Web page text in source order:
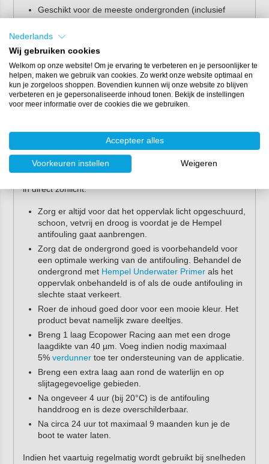
Geschikt voor de meeste ondergronden (inclusief
aluminium).
Geschikt voor zoet water.
Tip:vaar je in zout water? Gebruik dan altijd een
biocidehoudende antifouling voor het beste
resultaat.
Verwerking Hempel
Antifouling
Hempel's Ecopower Racing 76460 is eenvoudig te
verwerken met een kwast, roller, spuit of verfkussen. De
minimale verwerkingstemperatuur is 5°C. Vermijd werken
in direct zonlicht.
Zorg er altijd voor dat het oppervlak licht opgeschuurd,
schoon, vetvrij en droog is voordat je de Hempel
antifouling gaat aanbrengen.
Zorg dat de ondergrond goed is voorbehandeld voor
een optimale werking van de antifouling. Behandel de
ondergrond met Hempel Underwater Primerals het
oppervlak onbehandeld is of als de oude antifouling in
slechte staat verkeert.
Roer de inhoud goed door voor een mooie kleur. Het
product bevat namelijk zware deeltjes.
Breng 1 laag Ecopower Racing aan met een droge
laagdikte van 40 µm. Voeg indien nodig maximaal
5% verdunnertoe ter ondersteuning van de applicatie.
Breng een extra laag aan rond de waterlijn en op
slijtagegevoelige gebieden.
Na ongeveer 4 uur (bij 20°C) is de antifouling
handdroog en is deze overschilderbaar.
Na circa 24 uur tot maximaal 9 maanden kun je de
boot te water laten.
Indien het vaartuig regelmatig wordt gebruikt bij snelheden
Nederlands
Wij gebruiken cookies
Welkom op onze website! Om je ervaring te verbeteren en je persoonlijker te
helpen, maken we gebruik van cookies. Zo werkt onze website optimaal en
kun je zorgeloos shoppen. Bovendien kunnen wij onze website zo blijven
verbeteren en je gepersonaliseerde inhoud tonen. Bekijk de instellingen
voor meer informatie over de cookies die we gebruiken.
Accepteer alles
Voorkeuren instellen Weigeren